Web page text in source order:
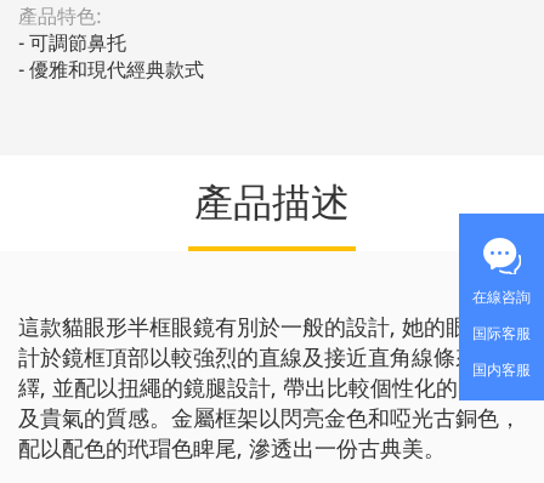
在線咨詢
国际客服
国内客服
產品特色:
- 可調節鼻托
- 優雅和現代經典款式
產品描述
這款貓眼形半框眼鏡有別於一般的設計, 她的眼形設
計於鏡框頂部以較強烈的直線及接近直角線條來演
繹, 並配以扭繩的鏡腿設計, 帶出比較個性化的時尚感
及貴氣的質感。金屬框架以閃亮金色和啞光古銅色，
配以配色的玳瑁色睥尾, 滲透出一份古典美。